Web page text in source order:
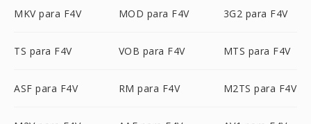
MKV para F4V MOD para F4V 3G2 para F4V
TS para F4V VOB para F4V MTS para F4V
ASF para F4V RM para F4V M2TS para F4V